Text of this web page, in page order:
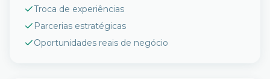
Troca de experiências
Parcerias estratégicas
Oportunidades reais de negócio